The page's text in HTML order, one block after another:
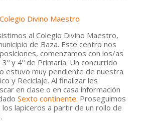
Colegio Divino Maestro
al Colegio Divino Maestro,
de Baza. Este centro nos
comenzamos con los/as
3º y 4º de Primaria. Un concurrido
estuvo muy pendiente de nuestra
y Reciclaje. Al finalizar les
en clase o en casa información
Sexto continente. Proseguimos
lapiceros a partir de un rollo de